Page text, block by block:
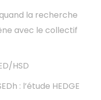
la recherche
avec le collectif
HSD
: l’étude HEDGE